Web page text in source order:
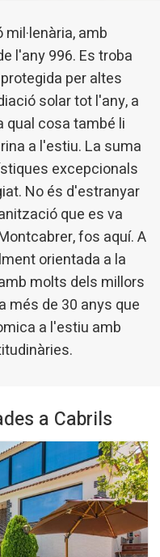
amb
l'any 996. Es troba
per altes
solar tot l'any, a
qual cosa també li
a l'estiu. La suma
excepcionals
No és d'estranyar
que es va
fos aquí. A
orientada a la
molts dels millors
més de 30 anys que
a l'estiu amb
a Cabrils